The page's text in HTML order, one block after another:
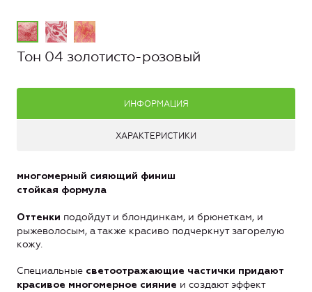
Тон 04 золотисто-розовый
ИНФОРМАЦИЯ
ХАРАКТЕРИСТИКИ
многомерный сияющий финиш
стойкая формула
Оттенки подойдут и блондинкам, и брюнеткам, и
рыжеволосым, а также красиво подчеркнут загорелую
кожу.
Специальные светоотражающие частички придают
красивое многомерное сияние и создают эффект